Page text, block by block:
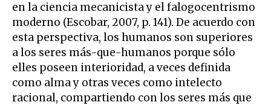
en la ciencia mecanicista y el falogocentrismo
moderno (Escobar, 2007, p. 141). De acuerdo con
esta perspectiva, los humanos son superiores
a los seres más-que-humanos porque sólo
elles poseen interioridad, a veces definida
como alma y otras veces como intelecto
racional, compartiendo con los seres más que